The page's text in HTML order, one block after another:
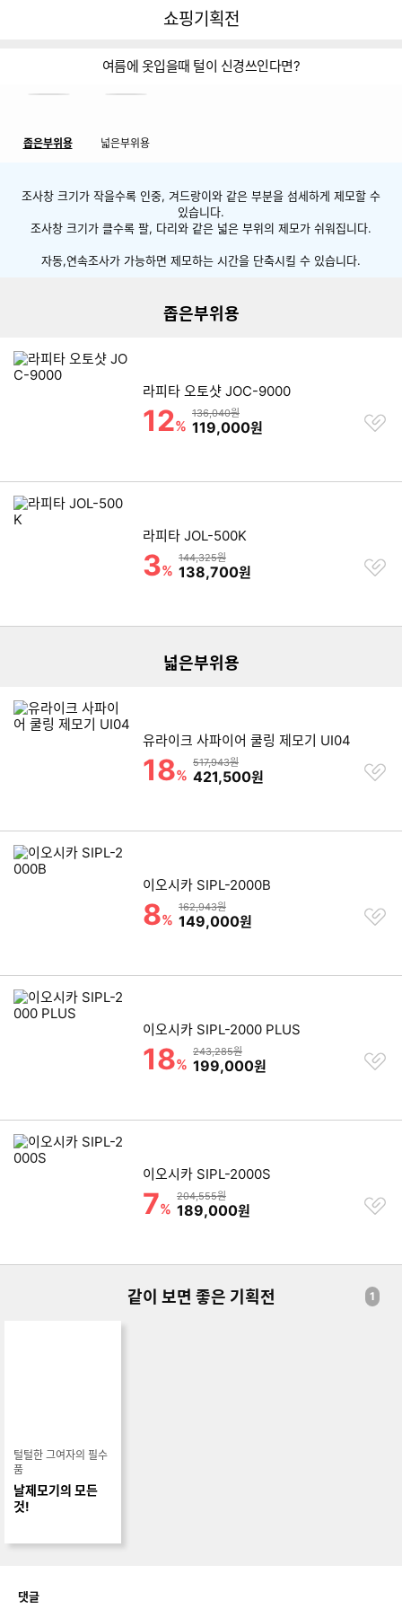
다나와
쇼핑기획전
여름에 옷입을때 털이 신경쓰인다면?
여름에 옷입을때
좁은부위용 넓은부위용
조사창 크기가 작을수록 인중, 겨드랑이와 같은 부분을 섬세하게 제모할 수
있습니다.
조사창 크기가 클수록 팔, 다리와 같은 넓은 부위의 제모가 쉬워집니다.
자동,연속조사가 가능하면 제모하는 시간을 단축시킬 수 있습니다.
좁은부위용
라피타 오토샷 JOC-9000
할인률
12%
상품금액
136,040원
할인금액
119,000원
찜
하
라피타 JOL-500K
할인률
3%
상품금액
144,325원
할인금액
138,700원
찜
하
넓은부위용
유라이크 사파이어 쿨링 제모기 UI04
할인률
18%
상품금액
517,943원
할인금액
421,500원
찜
하
이오시카 SIPL-2000B
할인률
8%
상품금액
162,943원
할인금액
149,000원
찜
하
이오시카 SIPL-2000 PLUS
할인률
18%
상품금액
243,285원
할인금액
199,000원
찜
하
이오시카 SIPL-2000S
할인률
7%
상품금액
204,555원
할인금액
189,000원
찜
하
같이 보면 좋은 기획전 1
털털한 그여자의 필수
품
날제모기의 모든
것!
댓글개